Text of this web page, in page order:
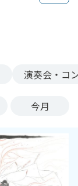
演奏会・コ
今月